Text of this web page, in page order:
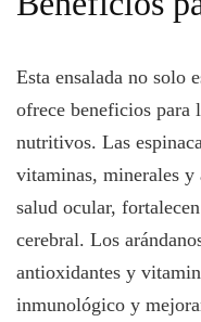
Esta ensalada no solo
ofrece beneficios para
nutritivos. Las
vitaminas, minerales y
salud ocular,
cerebral. Los
antioxidantes y
inmunológico y